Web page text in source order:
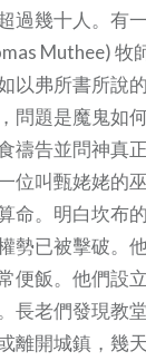
過幾十人。有
Muthee)
以弗所書所說
問題是魔鬼如
禱告並問神真
位叫甄姥姥的
命。明白坎布
勢已被擊破。
便飯。他們設
長老們發現教
離開城鎮，幾